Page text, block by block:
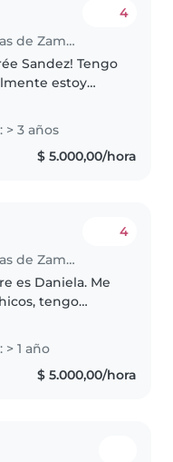
Niñera en Lomas de Zamora (Buenos Aires)
4
Sandez! Tengo
estoy
Me
súper
y muy
> 3 años
$ 5.000,00/hora
Niñera en Lomas de Zamora (Buenos Aires)
4
es Daniela. Me
tengo
y tardes.
se pueden..
1 año
$ 5.000,00/hora